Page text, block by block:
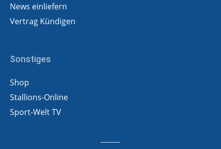
News einliefern
Vertrag Kündigen
Sonstiges
Shop
Stallions-Online
Sport-Welt TV